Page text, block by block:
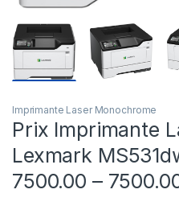
Imprimante Laser Monochrome
Prix Imprimante
Lexmark
7500.00 –